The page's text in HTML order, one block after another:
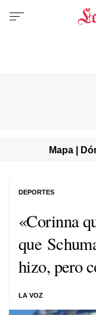
Mapa |
«Corinna
que
hizo, pero
LA VOZ
DEPORTES